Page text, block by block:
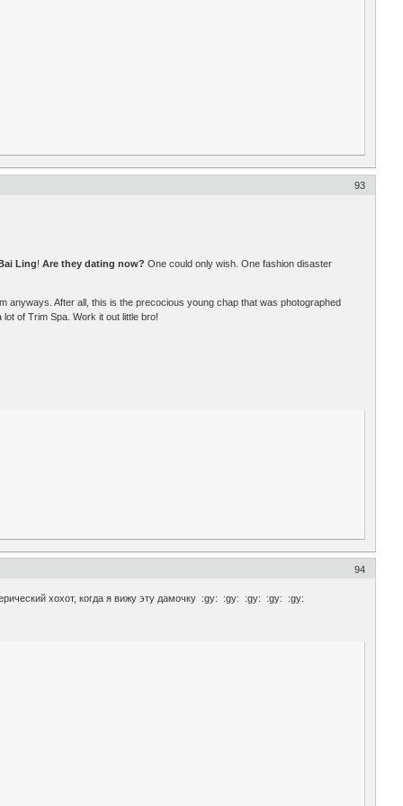
93
Ling!Are they dating now?One could only wish. One fashion disaster
anyways. After all, this is the precocious young chap that was photographed
of Trim Spa. Work it out little bro!
94
хохот, когда я вижу эту дамочку :gy: :gy: :gy: :gy: :gy: